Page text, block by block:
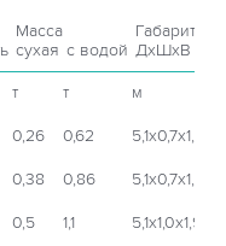
Масса
Габариты
сухая с водой ДxШхВ
т т м
0,26 0,62 5,1х0,7х1,2
0,38 0,86 5,1х0,7х1,4
0,5 1,1 5,1х1,0х1,9